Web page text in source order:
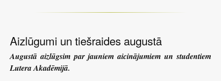
Aizlūgumi un tiešraides augustā
Augustā aizlūgsim par jauniem aicinājumiem un studentiem
Lutera Akadēmijā.